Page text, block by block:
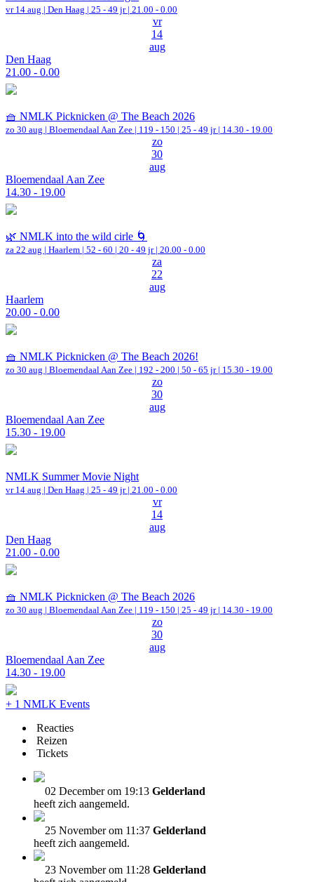
vr 14 aug | Den Haag | 25 - 49 jr | 21.00 - 0.00
vr
14
aug
Den Haag
21.00 - 0.00
🧺 NMLK Picknicken @ The Beach 2026
zo 30 aug | Bloemendaal Aan Zee | 119 - 150 | 25 - 49 jr | 14.30 - 19.00
zo
30
aug
Bloemendaal Aan Zee
14.30 - 19.00
🌿 NMLK into the wild cirle 🌀
za 22 aug | Haarlem | 52 - 60 | 20 - 49 jr | 20.00 - 0.00
za
22
aug
Haarlem
20.00 - 0.00
🧺 NMLK Picknicken @ The Beach 2026!
zo 30 aug | Bloemendaal Aan Zee | 192 - 200 | 50 - 65 jr | 15.30 - 19.00
zo
30
aug
Bloemendaal Aan Zee
15.30 - 19.00
NMLK Summer Movie Night
vr 14 aug | Den Haag | 25 - 49 jr | 21.00 - 0.00
vr
14
aug
Den Haag
21.00 - 0.00
🧺 NMLK Picknicken @ The Beach 2026
zo 30 aug | Bloemendaal Aan Zee | 119 - 150 | 25 - 49 jr | 14.30 - 19.00
zo
30
aug
Bloemendaal Aan Zee
14.30 - 19.00
+ 1 NMLK Events
Reacties
Reizen
Tickets
02 December om 19:13 Gelderland
heeft zich aangemeld.
25 November om 11:37 Gelderland
heeft zich aangemeld.
23 November om 11:28 Gelderland